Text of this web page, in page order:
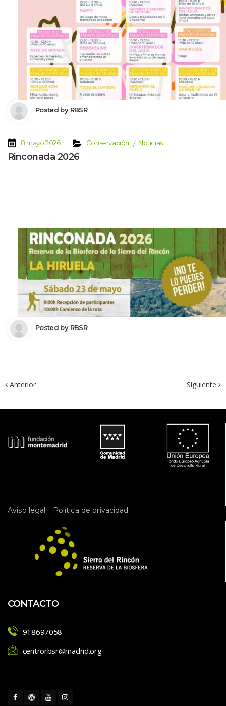
Posted by RBSR
8 mayo 2026 Conservación Noticia
Rinconada 2026
Posted by RBSR
Anterior Siguiente
Aviso legal Política de privacidad
CONTACTO
918697058
centrorbsr@madrid.org